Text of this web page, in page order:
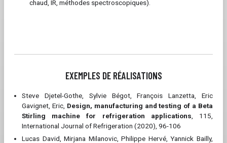
chaud, IR, méthodes spectroscopiques).
EXEMPLES DE RÉALISATIONS
Steve Djetel-Gothe, Sylvie Bégot, François Lanzetta, Eric
Gavignet, Eric, Design, manufacturing and testing of a Beta
Stirling machine for refrigeration applications , 115,
International Journal of Refrigeration (2020), 96-106
Lucas David, Mirjana Milanovic, Philippe Hervé, Yannick Bailly,